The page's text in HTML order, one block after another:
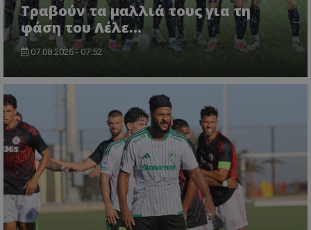
Τραβούν τα μαλλιά τους για τη
φάση του Λέλε…
07.08.2026 - 07:52